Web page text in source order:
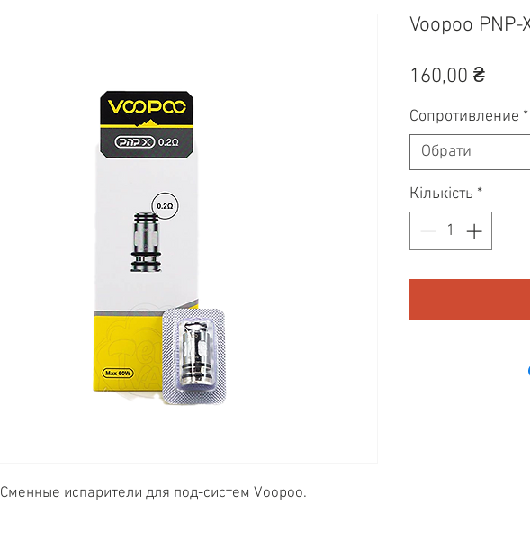
Сменные испарители для под-систем Voopoo.
Voopoo PNP-
160,00 ₴Ціна
Сопротивление *
Обрати
Кількість *